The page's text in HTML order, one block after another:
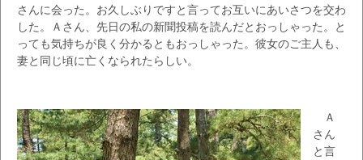
さんに会った。お久しぶりですと言ってお互いにあいさつを交わ
した。Ａさん、先日の私の新聞投稿を読んだとおっしゃった。と
っても気持ちが良く分かるともおっしゃった。彼女のご主人も、
妻と同じ頃に亡くなられたらしい。
Ａ
さん
と言